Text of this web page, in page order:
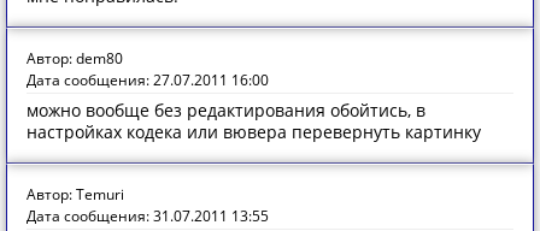
Автор: dem80
Дата сообщения: 27.07.2011 16:00
можно вообще без редактирования обойтись, в
настройках кодека или вювера перевернуть картинку
Автор: Temuri
Дата сообщения: 31.07.2011 13:55